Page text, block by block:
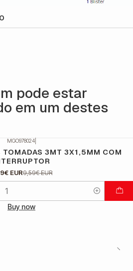
pode estar
em um destes
MGO978024|
TOMADAS 3MT 3X1,5MM COM
EUR9,59€ EUR
Buy now